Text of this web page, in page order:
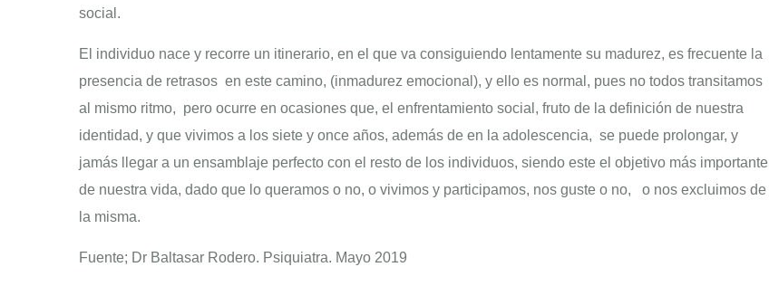
social.
El individuo nace y recorre un itinerario, en el que va consiguiendo lentamente su madurez, es frecuente la
presencia de retrasos en este camino, (inmadurez emocional), y ello es normal, pues no todos transitamos
al mismo ritmo, pero ocurre en ocasiones que, el enfrentamiento social, fruto de la definición de nuestra
identidad, y que vivimos a los siete y once años, además de en la adolescencia, se puede prolongar, y
jamás llegar a un ensamblaje perfecto con el resto de los individuos, siendo este el objetivo más importante
de nuestra vida, dado que lo queramos o no, o vivimos y participamos, nos guste o no, o nos excluimos de
la misma.
Fuente; Dr Baltasar Rodero. Psiquiatra. Mayo 2019